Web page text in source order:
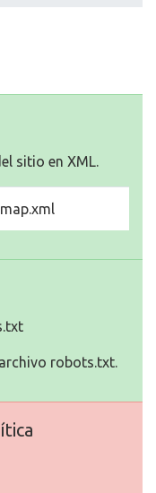
sitio en XML.
robots.txt.